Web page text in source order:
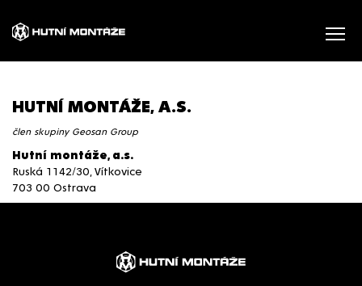
HUTNÍ MONTÁŽE, A.S.
člen skupiny Geosan Group
Hutní montáže, a.s.
Ruská 1142/30, Vítkovice
703 00 Ostrava